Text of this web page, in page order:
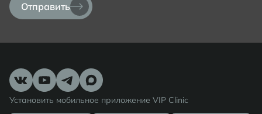
Отправить
Установить мобильное приложение VIP Clinic